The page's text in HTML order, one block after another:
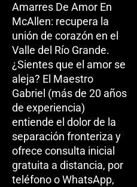
Amarres De Amor En
McAllen: recupera la
unión de corazón en el
Valle del Río Grande.
¿Sientes que el amor se
aleja? El Maestro
Gabriel (más de 20 años
de experiencia)
entiende el dolor de la
separación fronteriza y
ofrece consulta inicial
gratuita a distancia, por
teléfono o WhatsApp,